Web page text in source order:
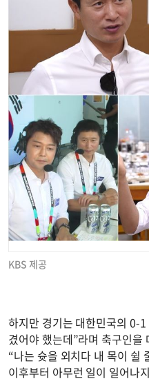
KBS 제공
하지만 경기는 대한민국의 0-
겼어야 했는데”라며 축구인을
“나는 슛을 외치다 내 목이 쉴
이후부터 아무런 일이 일어나